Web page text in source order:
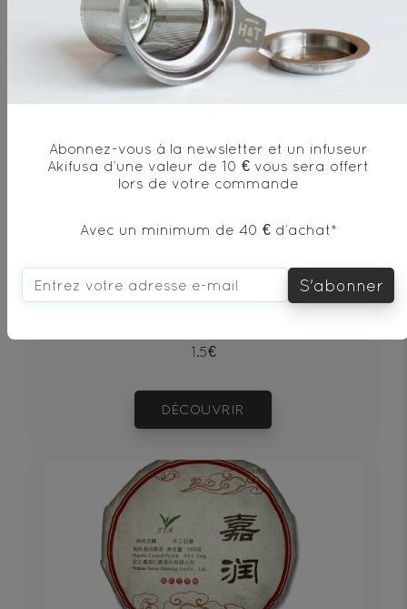
Puerh Beeng Cha Shu
Thé noir - Origine Chine
1.5€
DÉCOUVRIR
Abonnez-vous à la newsletter et un infuseur
Akifusa d’une valeur de 10 € vous sera offert
lors de votre commande
Avec un minimum de 40 € d’achat*
S'abonner